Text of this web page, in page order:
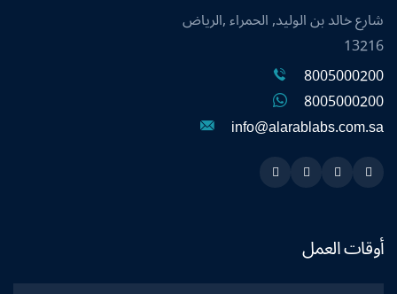
شارع خالد بن الوليد, الحمراء ,الرياض
13216
8005000200
8005000200
info@alarablabs.com.sa
Snapchat
Twitter
Linkedin
Instagram
أوقات العمل